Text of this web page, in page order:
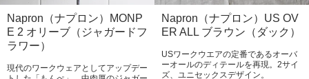
Napron（ナプロン）MONP
E 2 オリーブ（ジャガードフ
ラワー）
現代のワークウェアとしてアップデー
Napron（ナプロン）US OV
ER ALL ブラウン（ダック）
USワークウエアの定番であるオーバ
ーオールのディテールを再現。2サイ
ズ、ユニセックスデザイン。